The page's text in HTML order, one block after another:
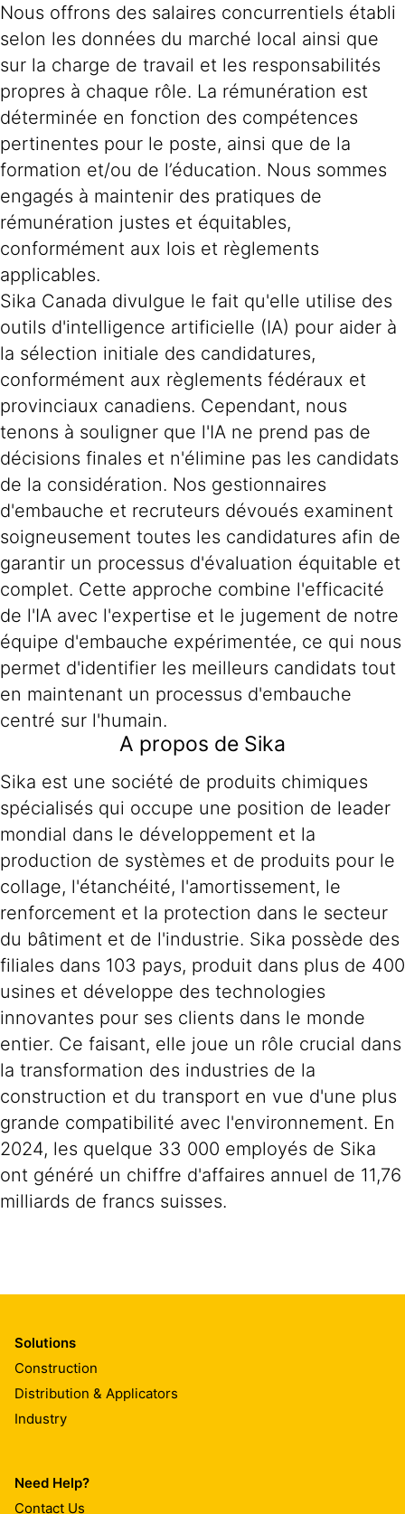
Nous offrons des salaires concurrentiels établi
selon les données du marché local ainsi que
sur la charge de travail et les responsabilités
propres à chaque rôle. La rémunération est
déterminée en fonction des compétences
pertinentes pour le poste, ainsi que de la
formation et/ou de l’éducation. Nous sommes
engagés à maintenir des pratiques de
rémunération justes et équitables,
conformément aux lois et règlements
applicables.
Sika Canada divulgue le fait qu'elle utilise des
outils d'intelligence artificielle (IA) pour aider à
la sélection initiale des candidatures,
conformément aux règlements fédéraux et
provinciaux canadiens. Cependant, nous
tenons à souligner que l'IA ne prend pas de
décisions finales et n'élimine pas les candidats
de la considération. Nos gestionnaires
d'embauche et recruteurs dévoués examinent
soigneusement toutes les candidatures afin de
garantir un processus d'évaluation équitable et
complet. Cette approche combine l'efficacité
de l'IA avec l'expertise et le jugement de notre
équipe d'embauche expérimentée, ce qui nous
permet d'identifier les meilleurs candidats tout
en maintenant un processus d'embauche
centré sur l'humain.
A propos de Sika
Sika est une société de produits chimiques
spécialisés qui occupe une position de leader
mondial dans le développement et la
production de systèmes et de produits pour le
collage, l'étanchéité, l'amortissement, le
renforcement et la protection dans le secteur
du bâtiment et de l'industrie. Sika possède des
filiales dans 103 pays, produit dans plus de 400
usines et développe des technologies
innovantes pour ses clients dans le monde
entier. Ce faisant, elle joue un rôle crucial dans
la transformation des industries de la
construction et du transport en vue d'une plus
grande compatibilité avec l'environnement. En
2024, les quelque 33 000 employés de Sika
ont généré un chiffre d'affaires annuel de 11,76
milliards de francs suisses.
Solutions
Construction
Distribution & Applicators
Industry
Need Help?
Contact Us